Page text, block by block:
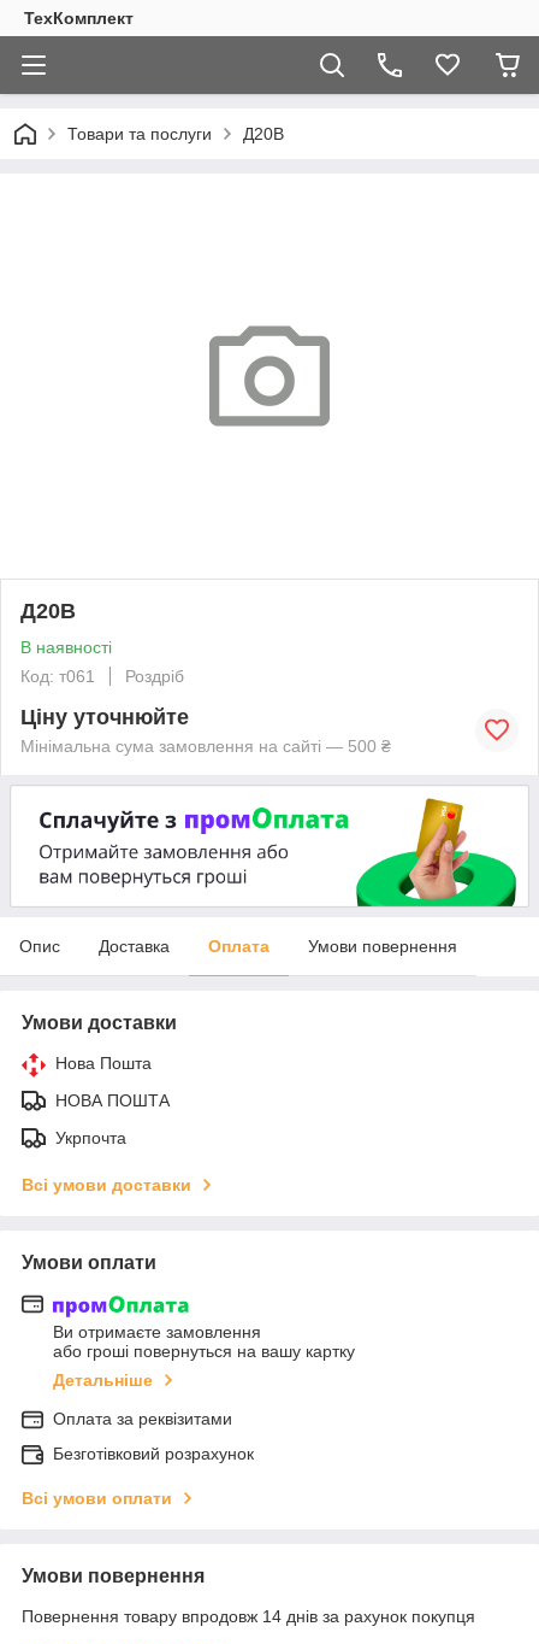
ТехКомплект
Товари та послуги Д20В
Д20В
В наявності
Код: т061
Роздріб
Ціну уточнюйте
Мінімальна сума замовлення на сайті — 500 ₴
Опис Доставка Оплата Умови повернення
Умови доставки
Нова Пошта
НОВА ПОШТА
Укрпочта
Всі умови доставки
Умови оплати
Ви отримаєте замовлення
або гроші повернуться на вашу картку
Детальніше
Оплата за реквізитами
Безготівковий розрахунок
Всі умови оплати
Умови повернення
Повернення товару впродовж 14 днів за рахунок покупця